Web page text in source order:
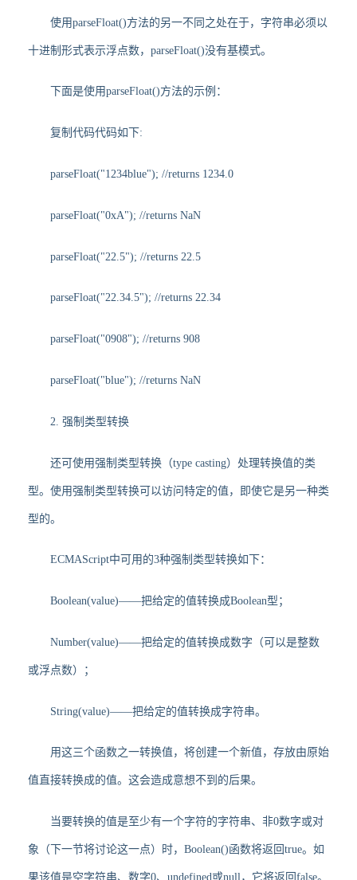
使用parseFloat()方法的另一不同之处在于，字符串必须以
十进制形式表示浮点数，parseFloat()没有基模式。
下面是使用parseFloat()方法的示例：
复制代码代码如下:
parseFloat("1234blue"); //returns 1234.0
parseFloat("0xA"); //returns NaN
parseFloat("22.5"); //returns 22.5
parseFloat("22.34.5"); //returns 22.34
parseFloat("0908"); //returns 908
parseFloat("blue"); //returns NaN
2. 强制类型转换
还可使用强制类型转换（type casting）处理转换值的类
型。使用强制类型转换可以访问特定的值，即使它是另一种类
型的。
ECMAScript中可用的3种强制类型转换如下：
Boolean(value)——把给定的值转换成Boolean型；
Number(value)——把给定的值转换成数字（可以是整数
或浮点数）；
String(value)——把给定的值转换成字符串。
用这三个函数之一转换值，将创建一个新值，存放由原始
值直接转换成的值。这会造成意想不到的后果。
当要转换的值是至少有一个字符的字符串、非0数字或对
象（下一节将讨论这一点）时，Boolean()函数将返回true。如
果该值是空字符串、数字0、undefined或null，它将返回false。